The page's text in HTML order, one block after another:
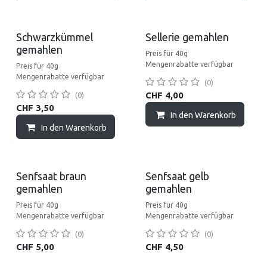
Schwarzkümmel
gemahlen
Preis für 40g
Mengenrabatte verfügbar
(0)
CHF 3,50
In den Warenkorb
Sellerie gemahlen
Preis für 40g
Mengenrabatte verfügbar
(0)
CHF 4,00
In den Warenkorb
Senfsaat braun
gemahlen
Preis für 40g
Mengenrabatte verfügbar
(0)
CHF 5,00
Senfsaat gelb
gemahlen
Preis für 40g
Mengenrabatte verfügbar
(0)
CHF 4,50